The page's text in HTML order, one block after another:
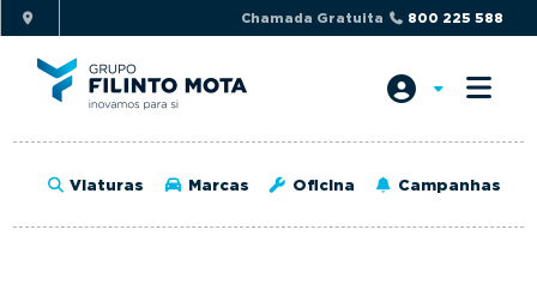
i
p
t
o
r
i
p
t
o
a
Chamada Gratuita 800 225 588
Viaturas Marcas Oficina Campanhas